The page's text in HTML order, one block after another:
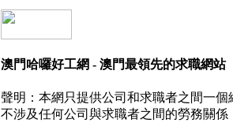
澳門哈囉好工網 - 澳門最領先的求職網站
聲明：本網只提供公司和求職者之間一個
不涉及任何公司與求職者之間的勞務關係